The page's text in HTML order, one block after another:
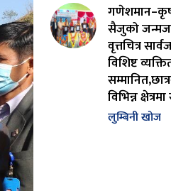
सैजुको
वृत्तचित्र
विशिष्ट
विभिन्न
लुम्बिनी खोज